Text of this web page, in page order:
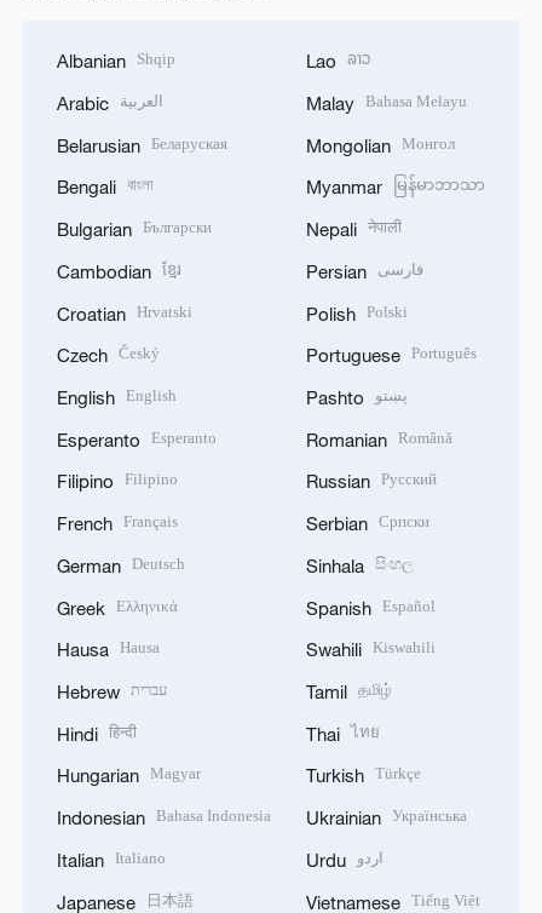
Albanian Shqip
Arabic العربية
Belarusian Беларуская
Bengali বাংলা
Bulgarian Български
Cambodian ខ្មែរ
Croatian Hrvatski
Czech Český
English English
Esperanto Esperanto
Filipino Filipino
French Français
German Deutsch
Greek Ελληνικά
Hausa Hausa
Hebrew עברית
Hindi हिन्दी
Hungarian Magyar
Indonesian Bahasa Indonesia
Italian Italiano
Japanese 日本語
Lao ລາວ
Malay Bahasa Melayu
Mongolian Монгол
Myanmar မြန်မာဘာသာ
Nepali नेपाली
Persian فارسی
Polish Polski
Portuguese Português
Pashto پښتو
Romanian Română
Russian Русский
Serbian Српски
Sinhala සිංහල
Spanish Español
Swahili Kiswahili
Tamil தமிழ்
Thai ไทย
Turkish Türkçe
Ukrainian Українська
Urdu اردو
Vietnamese Tiếng Việt